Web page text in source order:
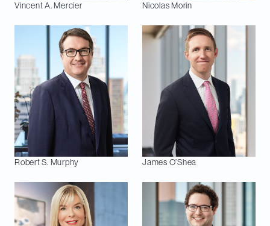
Vincent A. Mercier NicolasMorin
Robert S. Murphy James O’Shea